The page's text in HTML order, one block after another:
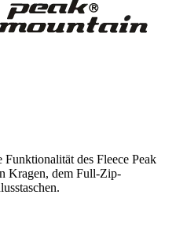
des Fleece Peak
Kragen, dem Full-Zip-